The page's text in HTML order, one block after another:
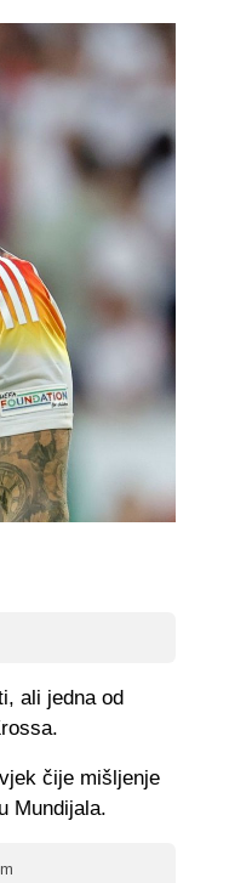
ali jedna od
čije mišljenje
Mundijala.